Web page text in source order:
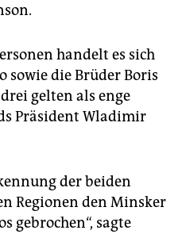
handelt es sich
sowie die Brüder Boris
gelten als enge
Präsident Wladimir
der beiden
Regionen den Minsker
gebrochen“, sagte